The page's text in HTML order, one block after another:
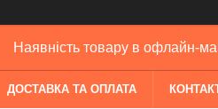
Наявність товару в офлайн-
ДОСТАВКА ТА ОПЛАТА